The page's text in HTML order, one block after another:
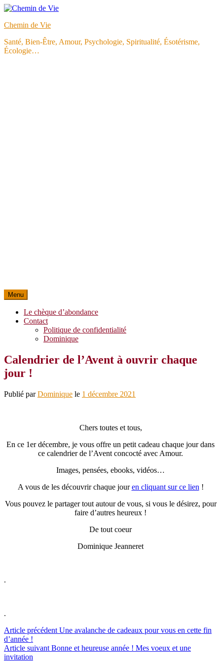
Aller
contenu
Chemin de Vie
Santé, Bien-Être, Amour, Psychologie, Spiritualité, Ésotérisme,
Écologie…
Menu
Le chèque d’abondance
Contact
Politique de confidentialité
Dominique
Calendrier de l’Avent à ouvrir chaque
jour !
Publié parDominique le 1 décembre 2021
Chers toutes et tous,
En ce 1er décembre, je vous offre un petit cadeau chaque jour dans
ce calendrier de l’Avent concocté avec Amour.
Images, pensées, ebooks, vidéos…
A vous de les découvrir chaque jouren cliquant sur ce lien !
Vous pouvez le partager tout autour de vous, si vous le désirez, pour
faire d’autres heureux !
De tout coeur
Dominique Jeanneret
.
.
Lire
la
suite
Article précédent Une avalanche de cadeaux pour vous en cette fin
d’année !
Article suivant Bonne et heureuse année ! Mes voeux et une
invitation